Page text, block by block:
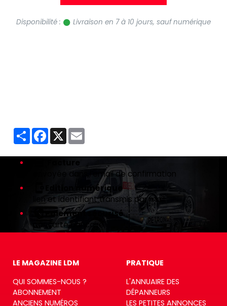
Disponibilité : Livraison en 7 à 10 jours, sauf numérique
PartagerFacebook
X
envoyée dans l’email de confirmation
Edition numérique
lien et identifiant transmis par mail
Paiement sécurisé
par carte bancaire
LE MAGAZINE LDM
QUI SOMMES-NOUS ?
ABONNEMENT
ANCIENS NUMÉROS
PRATIQUE
L'ANNUAIRE DES
DÉPANNEURS
LES PETITES ANNONCES